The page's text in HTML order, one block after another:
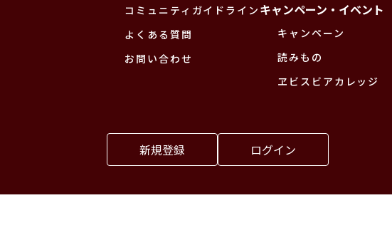
コミュニティガイドライン
よくある質問
お問い合わせ
キャンペーン・イベント
キャンペーン
読みもの
ヱビスビアカレッジ
新規登録 ログイン